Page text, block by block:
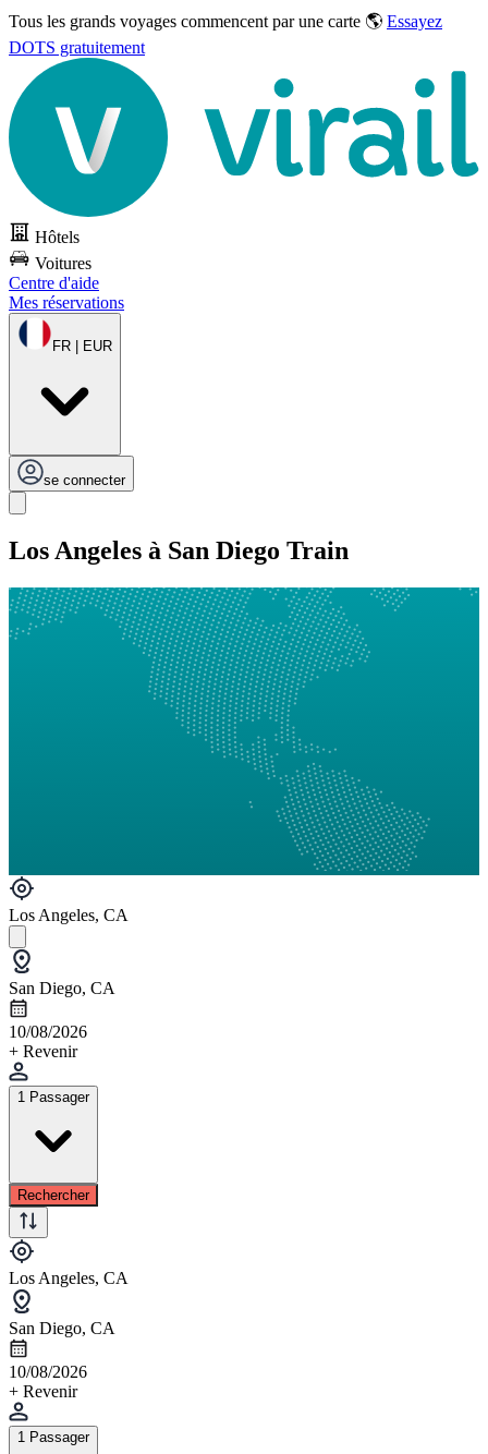
Tous les grands voyages commencent par une carte 🌎 Essayez
DOTS gratuitement
Hôtels
Voitures
Centre d'aide
Mes réservations
FR | EUR
se connecter
Los Angeles à San Diego Train
Los Angeles, CA
San Diego, CA
10/08/2026
+ Revenir
1 Passager
Rechercher
Los Angeles, CA
San Diego, CA
10/08/2026
+ Revenir
1 Passager